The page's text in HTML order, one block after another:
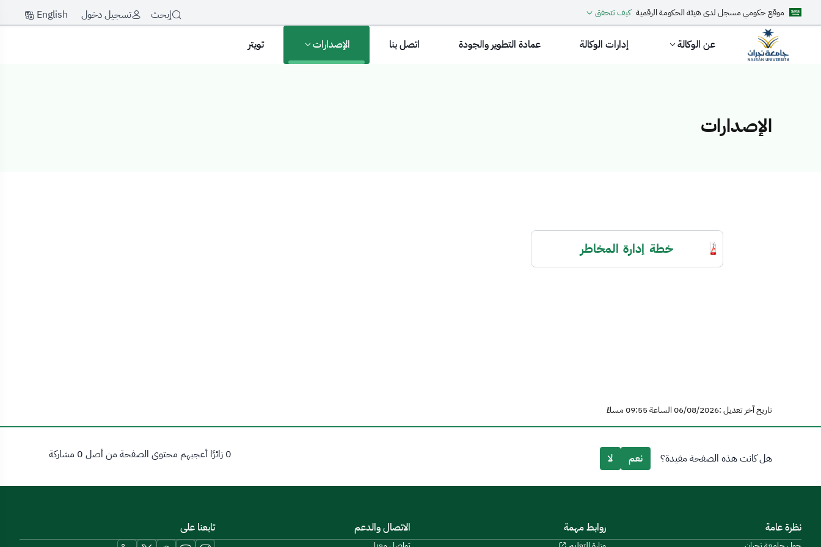
موقع حكومي مسجل لدى هيئة الحكومة الرقمية كيف تتحقق إبحث تسجيل دخول English
عن الوكالة إدارات الوكالة عمادة التطوير والجودة اتصل بنا الإصدارات تويتر
الإصدارات
الإصدارات
خطة إدارة المخاطر
تاريخ آخر تعديل :06/08/2026 الساعة 09:55 مساءً
هل كانت هذه الصفحة مفيدة؟ نعم لا 0 زائرًا أعجبهم محتوى الصفحة من أصل 0 مشاركة
نظرة عامة روابط مهمة الاتصال والدعم تابعنا على